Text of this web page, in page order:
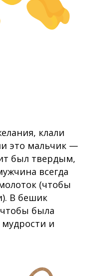
клали
это мальчик —
был твердым,
всегда
(чтобы
В бешик
была
и